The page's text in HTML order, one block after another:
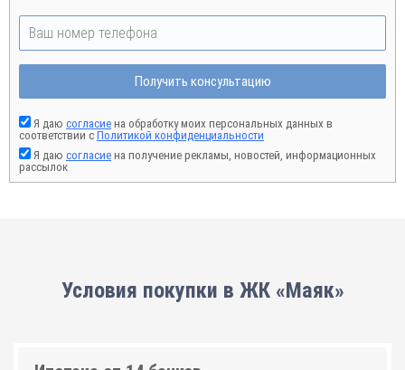
Получить консультацию
Я даю согласие на обработку моих персональных данных в
соответствии с Политикой конфиденциальности
Я даю согласие на получение рекламы, новостей, информационных
рассылок
Условия покупки в ЖК «Маяк»